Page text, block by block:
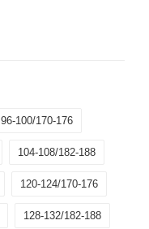
96-100/170-176
104-108/182-188
120-124/170-176
128-132/182-188